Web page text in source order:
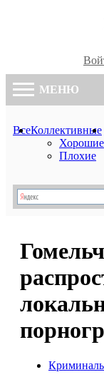
МЕНЮ
ВсеКоллективные
Хорошие
Плохие